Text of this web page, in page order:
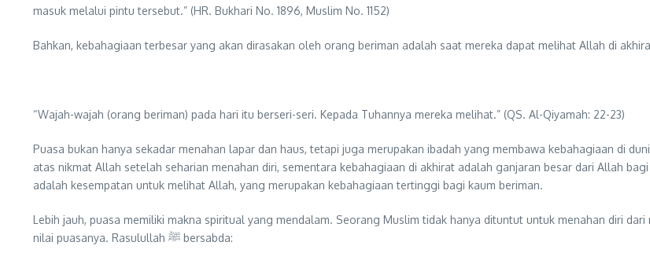
masuk melalui pintu tersebut.” (HR. Bukhari No. 1896, Muslim No. 1152)
Bahkan, kebahagiaan terbesar yang akan dirasakan oleh orang beriman adalah saat mereka dapat melihat Allah di
“Wajah-wajah (orang beriman) pada hari itu berseri-seri. Kepada Tuhannya mereka melihat.” (QS. Al-Qiyamah: 22-23)
Puasa bukan hanya sekadar menahan lapar dan haus, tetapi juga merupakan ibadah yang membawa kebahagiaan di
atas nikmat Allah setelah seharian menahan diri, sementara kebahagiaan di akhirat adalah ganjaran besar dari Allah
adalah kesempatan untuk melihat Allah, yang merupakan kebahagiaan tertinggi bagi kaum beriman.
Lebih jauh, puasa memiliki makna spiritual yang mendalam. Seorang Muslim tidak hanya dituntut untuk menahan diri
nilai puasanya. Rasulullah ﷺ bersabda: